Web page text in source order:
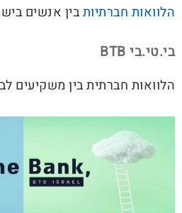
הלוואות חברתיותבין אנשים
בי.טי.בי BTB
הלוואות חברתית בין משקיעים